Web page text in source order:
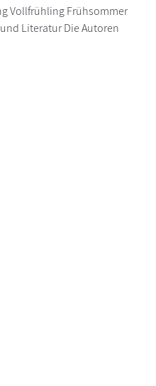
Vollfrühling Frühsommer
Literatur Die Autoren